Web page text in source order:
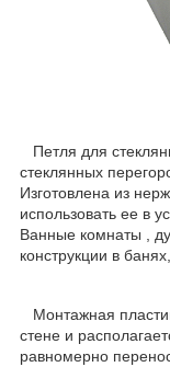
Петля для
стеклянных
Изготовлена из
использовать ее в
Ванные комнаты ,
конструкции в
Монтажная
стене и
равномерно